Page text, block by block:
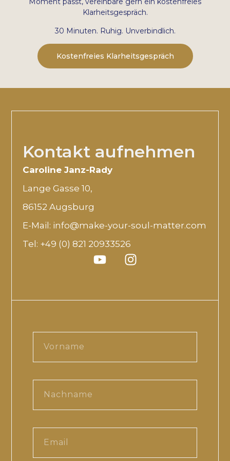
Klarheitsgespräch.
30 Minuten. Ruhig. Unverbindlich.
Kostenfreies Klarheitsgespräch
Kontakt aufnehmen
Caroline Janz-Rady
Lange Gasse 10,
86152 Augsburg
E-Mail: info@make-your-soul-matter.com
Tel: +49 (0) 821 20933526